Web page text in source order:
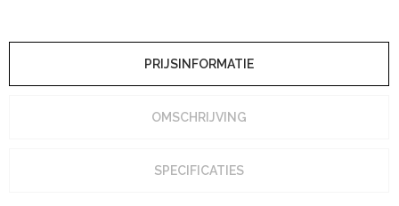
PRIJSINFORMATIE
OMSCHRIJVING
SPECIFICATIES